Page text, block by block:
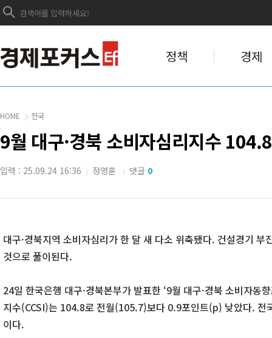
정책 경제
HOME 전국
9월 대구·경북 소비자심리지수
입력 : 25.09.24 16:36 | 정영훈 | 댓글 0
대구·경북지역 소비자심리가 한 달 새 다소 위축됐다. 건설경기
것으로 풀이된다.
24일 한국은행 대구·경북본부가 발표한 ‘9월 대구·경북 소비자동
지수(CCSI)는 104.8로 전월(105.7)보다 0.9포인트(p) 낮았다.
이다.